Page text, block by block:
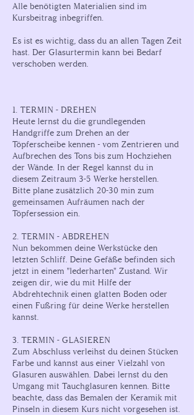
Alle benötigten Materialien sind im
Kursbeitrag inbegriffen.
Es ist es wichtig, dass du an allen Tagen Zeit
hast. Der Glasurtermin kann bei Bedarf
verschoben werden.
1. TERMIN - DREHEN
Heute lernst du die grundlegenden
Handgriffe zum Drehen an der
Töpferscheibe kennen - vom Zentrieren und
Aufbrechen des Tons bis zum Hochziehen
der Wände. In der Regel kannst du in
diesem Zeitraum 3-5 Werke herstellen.
Bitte plane zusätzlich 20-30 min zum
gemeinsamen Aufräumen nach der
Töpfersession ein.
2. TERMIN - ABDREHEN
Nun bekommen deine Werkstücke den
letzten Schliff. Deine Gefäße befinden sich
jetzt in einem "lederharten" Zustand. Wir
zeigen dir, wie du mit Hilfe der
Abdrehtechnik einen glatten Boden oder
einen Fußring für deine Werke herstellen
kannst.
3. TERMIN - GLASIEREN
Zum Abschluss verleihst du deinen Stücken
Farbe und kannst aus einer Vielzahl von
Glasuren auswählen. Dabei lernst du den
Umgang mit Tauchglasuren kennen. Bitte
beachte, dass das Bemalen der Keramik mit
Pinseln in diesem Kurs nicht vorgesehen ist.